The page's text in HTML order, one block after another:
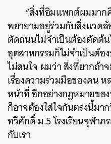
“สิ่งที่อิมแพกต์ผมมาก
พยายามอยู่ร่วมกับสิ่งแวด
ตัดถนนไม่จำเป็นต้องตัดต้น
อุตสาหกรรมก็ไม่จำเป็นต้อ
ไม่สนใจ ผมว่า สิ่งที่ยากถ้า
เรื่องความร่วมมือของคน
หน้าที่ อีกอย่างกฎหมายขอ
ก็อาจต้องใส่ใจกันตรงนี้ม
ทวีศักดิ์ ม.5 โรงเรียนจุฬา
กับเรา